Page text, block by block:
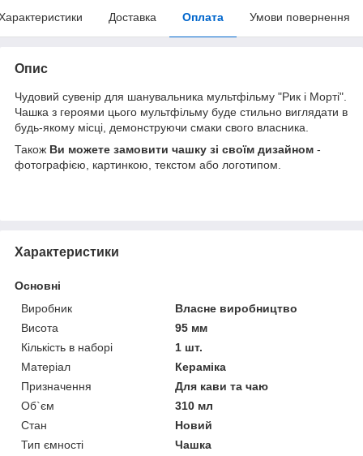
Доставка Оплата Умови повернення
Опис
Чудовий сувенір для шанувальника мультфільму "Рик і Морті".
Чашка з героями цього мультфільму буде стильно виглядати в
будь-якому місці, демонструючи смаки свого власника.
Також Ви можете замовити чашку зі своїм дизайном -
фотографією, картинкою, текстом або логотипом.
Характеристики
Основні
Виробник
Власне виробництво
Висота
95 мм
Кількість в наборі
1 шт.
Матеріал
Кераміка
Призначення
Для кави та чаю
Об`єм
310 мл
Стан
Новий
Тип ємності
Чашка